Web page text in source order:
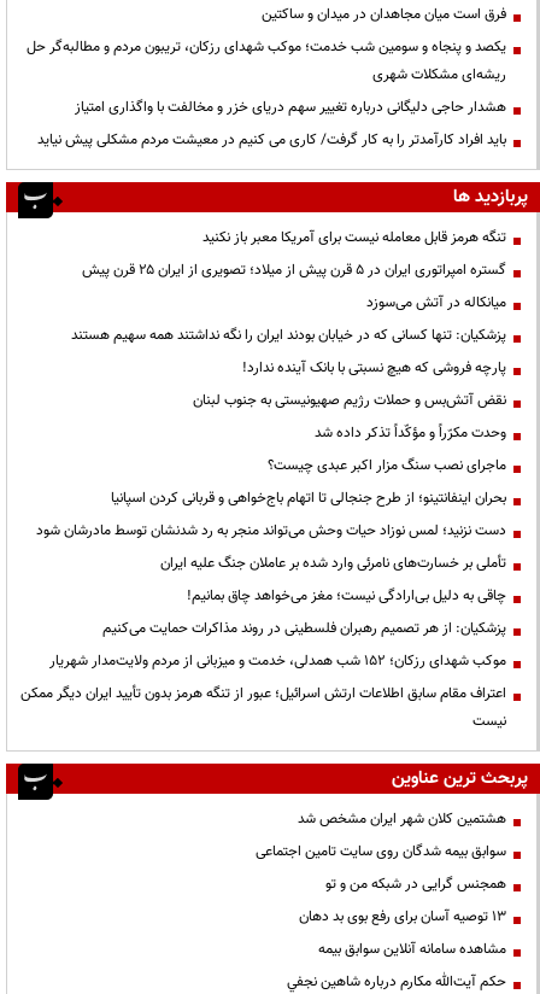
فرق است میان مجاهدان در میدان و ساکتین
یکصد و پنجاه و سومین شب خدمت؛ موکب شهدای رزکان، تریبون مردم و مطالبه‌گر حل
ریشه‌ای مشکلات شهری
هشدار حاجی دلیگانی درباره تغییر سهم دریای خزر و مخالفت با واگذاری امتیاز
باید افراد کارآمدتر را به کار گرفت/ کاری می کنیم در معیشت مردم مشکلی پیش نیاید
پربازدید ها
تنگه هرمز قابل معامله نیست برای آمریکا معبر باز نکنید
گستره امپراتوری ایران در ۵ قرن پیش از میلاد؛ تصویری از ایران ۲۵ قرن پیش
میانکاله در آتش می‌سوزد
پزشکیان: تنها کسانی که در خیابان بودند ایران را نگه نداشتند همه سهیم هستند
پارچه فروشی که هیچ نسبتی با بانک آینده ندارد!
نقض آتش‌بس و حملات رژیم صهیونیستی به جنوب لبنان
وحدت مکرّراً و مؤکّداً تذکر داده شد
ماجرای نصب سنگ مزار اکبر عبدی چیست؟
بحران اینفانتینو؛ از طرح جنجالی تا اتهام باج‌خواهی و قربانی کردن اسپانیا
دست نزنید؛ لمس نوزاد حیات وحش می‌تواند منجر به رد شدنشان توسط مادرشان شود
تأملی بر خسارت‌های نامرئی وارد شده بر عاملان جنگ علیه ایران
چاقی به دلیل بی‌ارادگی نیست؛ مغز می‌خواهد چاق بمانیم!
پزشکیان: از هر تصمیم رهبران فلسطینی در روند مذاکرات حمایت می‌کنیم
موکب شهدای رزکان؛ ۱۵۲ شب همدلی، خدمت و میزبانی از مردم ولایت‌مدار شهریار
اعتراف مقام سابق اطلاعات ارتش اسرائیل؛ عبور از تنگه هرمز بدون تأیید ایران دیگر ممکن
نیست
پربحث ترین عناوین
هشتمین کلان شهر ایران مشخص شد
سوابق بیمه شدگان روی سایت تامین اجتماعی
همجنس گرایی در شبکه من و تو
13 توصیه آسان برای رفع بوی بد دهان
مشاهده سامانه آنلاين سوابق بیمه
حكم آيت‌الله مكارم درباره شاهين نجفي